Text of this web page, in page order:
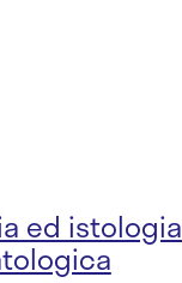
ed istologia